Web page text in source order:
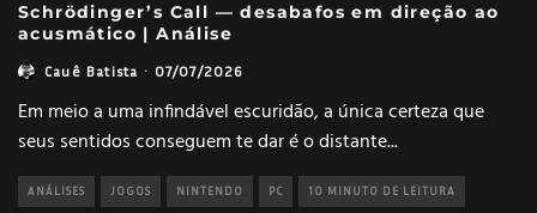
Schrödinger’s Call — desabafos em direção ao
acusmático | Análise
Cauê Batista · 07/07/2026
Em meio a uma infindável escuridão, a única certeza que
seus sentidos conseguem te dar é o distante...
ANÁLISES JOGOS NINTENDO PC 10 MINUTO DE LEITURA